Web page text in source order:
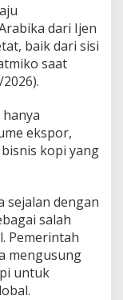
dari Ijen
baik dari sisi
saat
ekspor,
kopi yang
sejalan dengan
salah
Pemerintah
mengusung
untuk